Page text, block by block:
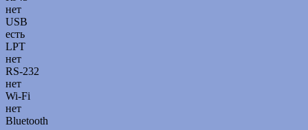
нет
USB
есть
LPT
нет
RS-232
нет
Wi-Fi
нет
Bluetooth